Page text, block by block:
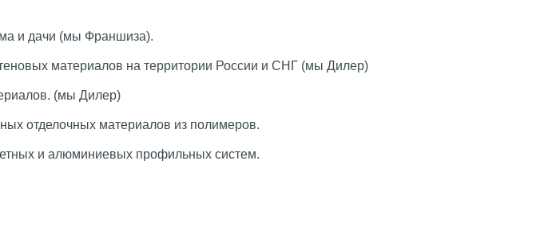
и дачи (мы Франшиза).
материалов на территории России и СНГ (мы Дилер)
(мы Дилер)
отделочных материалов из полимеров.
и алюминиевых профильных систем.